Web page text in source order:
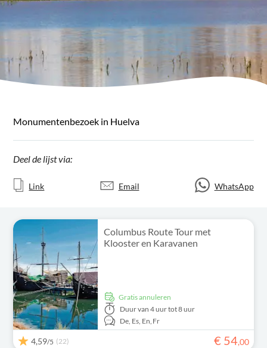
Monumentenbezoek in Huelva
Deel de lijst via:
Link Email WhatsApp
Columbus Route Tour met
Klooster en Karavanen
Gratis annuleren
Duurvan 4 uur tot 8 uur
De, Es, En, Fr
4,59/5 (22) € 54,00